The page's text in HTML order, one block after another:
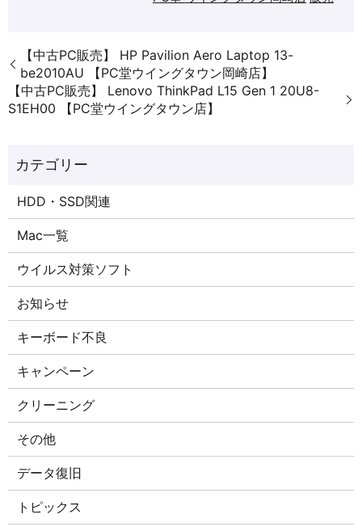
【中古PC販売】 HP Pavilion Aero Laptop 13-
be2010AU 【PC堂ウイングタウン岡崎店】
【中古PC販売】 Lenovo ThinkPad L15 Gen 1 20U8-
S1EH00 【PC堂ウイングタウン店】
HDD・SSD関連
Mac一覧
ウイルス対策ソフト
お知らせ
キーボード不良
キャンペーン
クリーニング
その他
データ復旧
トピックス